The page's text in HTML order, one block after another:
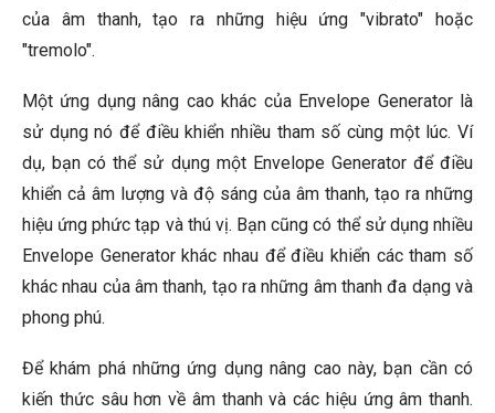
của âm thanh, tạo ra những hiệu ứng "vibrato" hoặc
"tremolo".
Một ứng dụng nâng cao khác của Envelope Generator là
sử dụng nó để điều khiển nhiều tham số cùng một lúc. Ví
dụ, bạn có thể sử dụng một Envelope Generator để điều
khiển cả âm lượng và độ sáng của âm thanh, tạo ra những
hiệu ứng phức tạp và thú vị. Bạn cũng có thể sử dụng nhiều
Envelope Generator khác nhau để điều khiển các tham số
khác nhau của âm thanh, tạo ra những âm thanh đa dạng và
phong phú.
Để khám phá những ứng dụng nâng cao này, bạn cần có
kiến thức sâu hơn về âm thanh và các hiệu ứng âm thanh.